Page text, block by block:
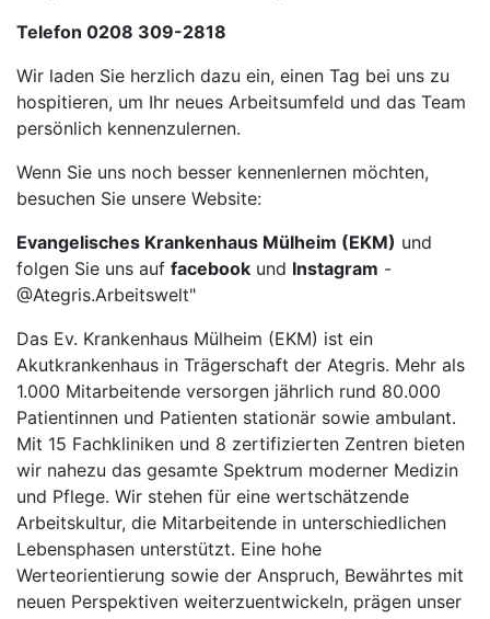
Telefon 0208 309-2818
Wir laden Sie herzlich dazu ein, einen Tag bei uns zu
hospitieren, um Ihr neues Arbeitsumfeld und das Team
persönlich kennenzulernen.
Wenn Sie uns noch besser kennenlernen möchten,
besuchen Sie unsere Website:
Evangelisches Krankenhaus Mülheim (EKM) und
folgen Sie uns auf facebook und Instagram -
@Ategris.Arbeitswelt"
Das Ev. Krankenhaus Mülheim (EKM) ist ein
Akutkrankenhaus in Trägerschaft der Ategris. Mehr als
1.000 Mitarbeitende versorgen jährlich rund 80.000
Patientinnen und Patienten stationär sowie ambulant.
Mit 15 Fachkliniken und 8 zertifizierten Zentren bieten
wir nahezu das gesamte Spektrum moderner Medizin
und Pflege. Wir stehen für eine wertschätzende
Arbeitskultur, die Mitarbeitende in unterschiedlichen
Lebensphasen unterstützt. Eine hohe
Werteorientierung sowie der Anspruch, Bewährtes mit
neuen Perspektiven weiterzuentwickeln, prägen unser